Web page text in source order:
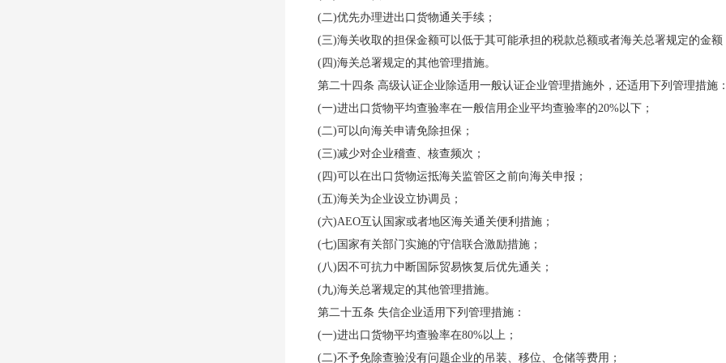
(二)优先办理进出口货物通关手续；
(三)海关收取的担保金额可以低于其可能承担的税款总额或者海关总署规定的金额
(四)海关总署规定的其他管理措施。
第二十四条 高级认证企业除适用一般认证企业管理措施外，还适用下列管理措施
(一)进出口货物平均查验率在一般信用企业平均查验率的20%以下；
(二)可以向海关申请免除担保；
(三)减少对企业稽查、核查频次；
(四)可以在出口货物运抵海关监管区之前向海关申报；
(五)海关为企业设立协调员；
(六)AEO互认国家或者地区海关通关便利措施；
(七)国家有关部门实施的守信联合激励措施；
(八)因不可抗力中断国际贸易恢复后优先通关；
(九)海关总署规定的其他管理措施。
第二十五条 失信企业适用下列管理措施：
(一)进出口货物平均查验率在80%以上；
(二)不予免除查验没有问题企业的吊装、移位、仓储等费用；